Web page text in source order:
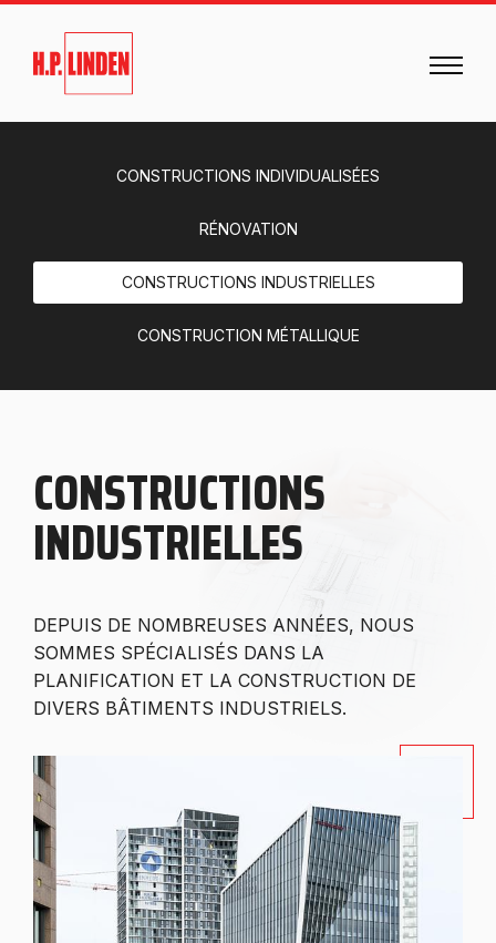
CONSTRUCTIONS INDIVIDUALISÉES
RÉNOVATION
CONSTRUCTIONS INDUSTRIELLES
CONSTRUCTION MÉTALLIQUE
CONSTRUCTIONS
INDUSTRIELLES
DEPUIS DE NOMBREUSES ANNÉES, NOUS
SOMMES SPÉCIALISÉS DANS LA
PLANIFICATION ET LA CONSTRUCTION DE
DIVERS BÂTIMENTS INDUSTRIELS.